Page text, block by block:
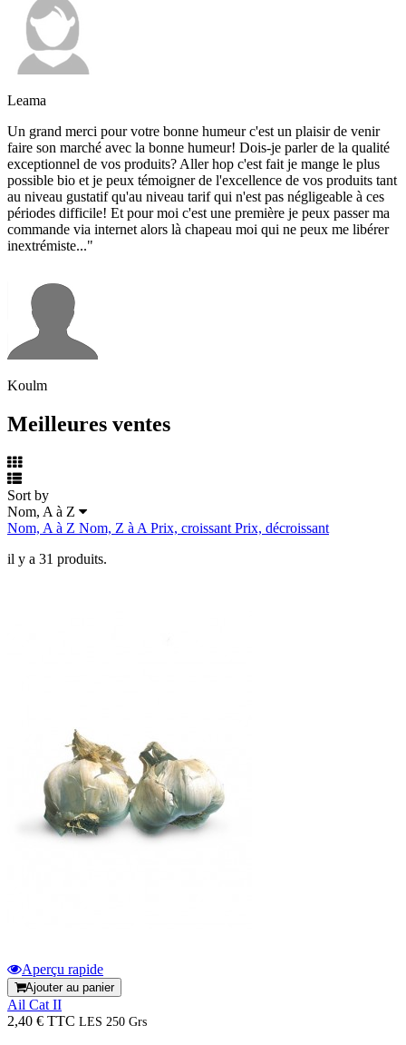
Leama
Un grand merci pour votre bonne humeur c'est un plaisir de venir
faire son marché avec la bonne humeur! Dois-je parler de la qualité
exceptionnel de vos produits? Aller hop c'est fait je mange le plus
possible bio et je peux témoigner de l'excellence de vos produits tant
au niveau gustatif qu'au niveau tarif qui n'est pas négligeable à ces
périodes difficile! Et pour moi c'est une première je peux passer ma
commande via internet alors là chapeau moi qui ne peux me libérer
inextrémiste..."
Koulm
Meilleures ventes
Sort by
Nom, A à Z
Nom, A à Z Nom, Z à A Prix, croissant Prix, décroissant
il y a 31 produits.
Aperçu rapide
Ajouter au panier
Ail Cat II
2,40 € TTC LES 250 Grs